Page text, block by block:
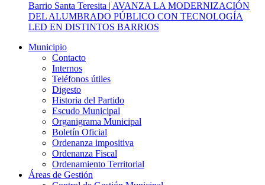
Barrio Santa Teresita | AVANZA LA MODERNIZACIÓN
DEL ALUMBRADO PÚBLICO CON TECNOLOGÍA
LED EN DISTINTOS BARRIOS
Municipio
Contacto
Internos
Teléfonos útiles
Digesto
Historia del Partido
Escudo Municipal
Organigrama Municipal
Boletín Oficial
Ordenanza impositiva
Ordenanza Fiscal
Ordenamiento Territorial
Áreas de Gestión